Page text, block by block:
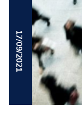
17/09/2021